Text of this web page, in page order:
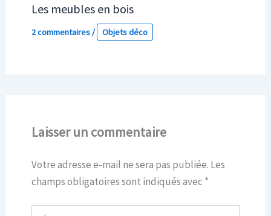
Les meubles en bois
2 commentaires/ Objets déco
Laisser un commentaire
Votre adresse e-mail ne sera pas publiée. Les
champs obligatoires sont indiqués avec *